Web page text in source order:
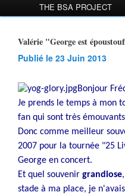
THE BSA PROJECT
Valérie "George est
Publié le 23 Juin 2013
Bonjour
Je prends le temps à mon
fan qui sont très
Donc comme meilleur
2007 pour la tournée "25
George en concert.
Et quel souvenir grandiose
stade à ma place, je